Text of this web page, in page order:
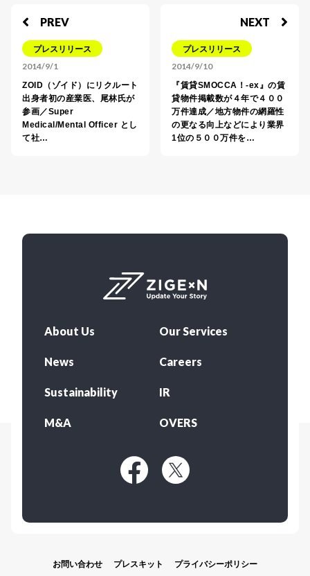
PREV
プレスリリース
2014/9/1
ZOID（ゾイド）にリクルート
出身者初の産業医、尾林氏が
参画／Super
Medical/Mental Officer とし
て社…
NEXT
プレスリリース
2014/9/10
『賃貸SMOCCA！-ex』の賃
貸物件掲載数が４年で４００
万件達成／地方物件の網羅性
の更なる向上などにより業界
1位の５００万件を…
About Us Our Services
News Careers
Sustainability IR
M&A OVERS
お問い合わせ プレスキット プライバシーポリシー